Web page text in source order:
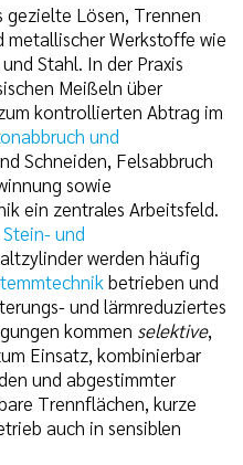
Lösen, Trennen
metallischer Werkstoffe wie
Stahl. In der Praxis
Meißeln über
kontrollierten Abtrag im
und
Schneiden, Felsabbruch
sowie
ein zentrales Arbeitsfeld.
Stein- und
werden häufig
betrieben und
und lärmreduziertes
kommen selektive,
Einsatz, kombinierbar
und abgestimmter
Trennflächen, kurze
auch in sensiblen